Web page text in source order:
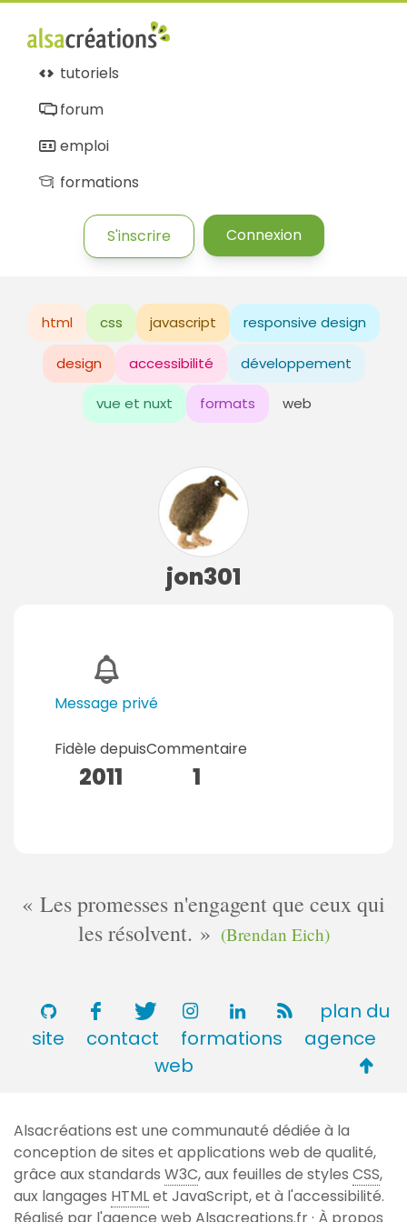
tutoriels
forum
emploi
formations
S'inscrire Connexion
html css javascript responsive design
design accessibilité développement
vue et nuxt formats web
jon301
Message privé
Fidèle depuis
2011
Commentaire
1
Les promesses n'engagent que ceux qui
les résolvent.
(Brendan Eich)
plan du
site
contact formations
agence
web
de
page
Alsacréations est une communauté dédiée à la
conception de sites et applications web de qualité,
grâce aux standards W3C, aux feuilles de styles CSS,
aux langages HTMLet JavaScript, et à l'accessibilité.